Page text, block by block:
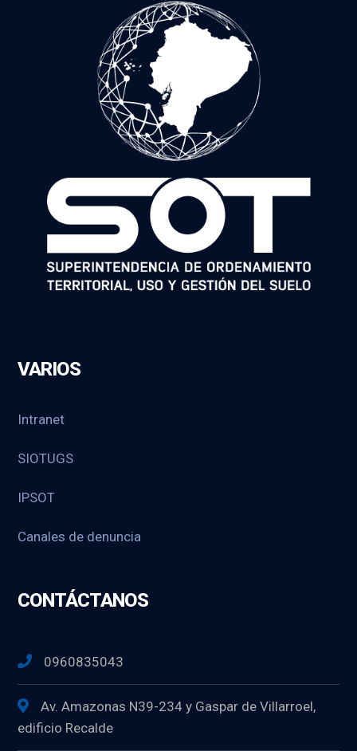
VARIOS
Intranet
SIOTUGS
IPSOT
Canales de denuncia
CONTÁCTANOS
0960835043
Av. Amazonas N39-234 y Gaspar de Villarroel,
edificio Recalde